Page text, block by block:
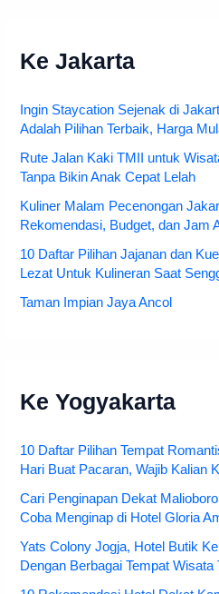
Ke Jakarta
Ingin Staycation Sejenak di
Adalah Pilihan Terbaik, Harga
Rute Jalan Kaki TMII untuk
Tanpa Bikin Anak Cepat Lelah
Kuliner Malam Pecenongan
Rekomendasi, Budget, dan Jam
10 Daftar Pilihan Jajanan dan
Lezat Untuk Kulineran Saat
Taman Impian Jaya Ancol
Ke Yogyakarta
10 Daftar Pilihan Tempat
Hari Buat Pacaran, Wajib Kalian
Cari Penginapan Dekat
Coba Menginap di Hotel Gloria
Yats Colony Jogja, Hotel Butik
Dengan Berbagai Tempat Wisata